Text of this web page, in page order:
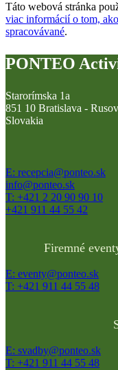
Táto webová stránka
viac informácií o tom,
spracovávané.
PONTEO
Starorímska 1a
851 10 Bratislava -
Slovakia
E: recepcia@ponteo.sk
info@ponteo.sk
T: +421 2 20 90 90 10
+421 911 44 55 42
Firemné
E: eventy@ponteo.sk
T: +421 911 44 55 48
E: svadby@ponteo.sk
T: +421 911 44 55 48